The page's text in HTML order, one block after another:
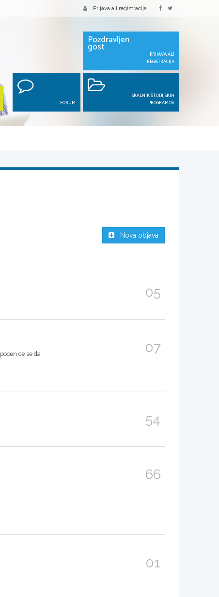
Prijava ali registracija
Pozdravljen
gost
PRIJAVA ALI
REGISTRACIJA
FORUM
ISKALNIK ŠTUDIJSKIH
PROGRAMOV
Nova objava
05
ce se da 07
54
66
01